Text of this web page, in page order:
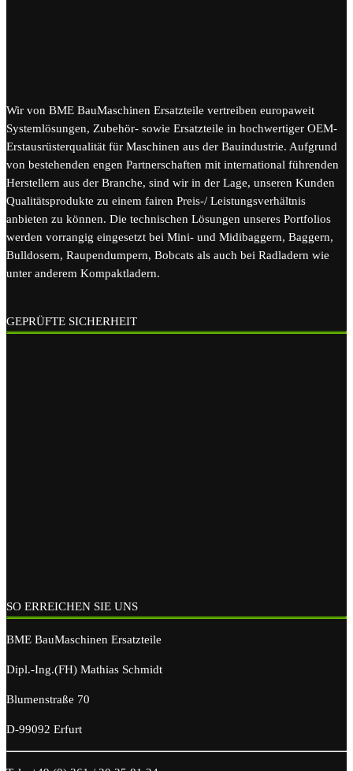
Wir von BME BauMaschinen Ersatzteile vertreiben europaweit
Systemlösungen, Zubehör- sowie Ersatzteile in hochwertiger OEM-
Erstausrüsterqualität für Maschinen aus der Bauindustrie. Aufgrund
von bestehenden engen Partnerschaften mit international führenden
Herstellern aus der Branche, sind wir in der Lage, unseren Kunden
Qualitätsprodukte zu einem fairen Preis-/ Leistungsverhältnis
anbieten zu können. Die technischen Lösungen unseres Portfolios
werden vorrangig eingesetzt bei Mini- und Midibaggern, Baggern,
Bulldosern, Raupendumpern, Bobcats als auch bei Radladern wie
unter anderem Kompaktladern.
GEPRÜFTE SICHERHEIT
SO ERREICHEN SIE UNS
BME BauMaschinen Ersatzteile
Dipl.-Ing.(FH) Mathias Schmidt
Blumenstraße 70
D-99092 Erfurt